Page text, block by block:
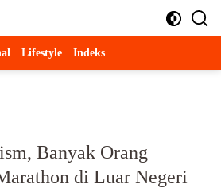
Lifestyle Indeks
Banyak Orang
di Luar Negeri